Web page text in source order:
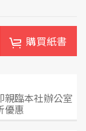
購買紙書
親臨本社辦公室
優惠